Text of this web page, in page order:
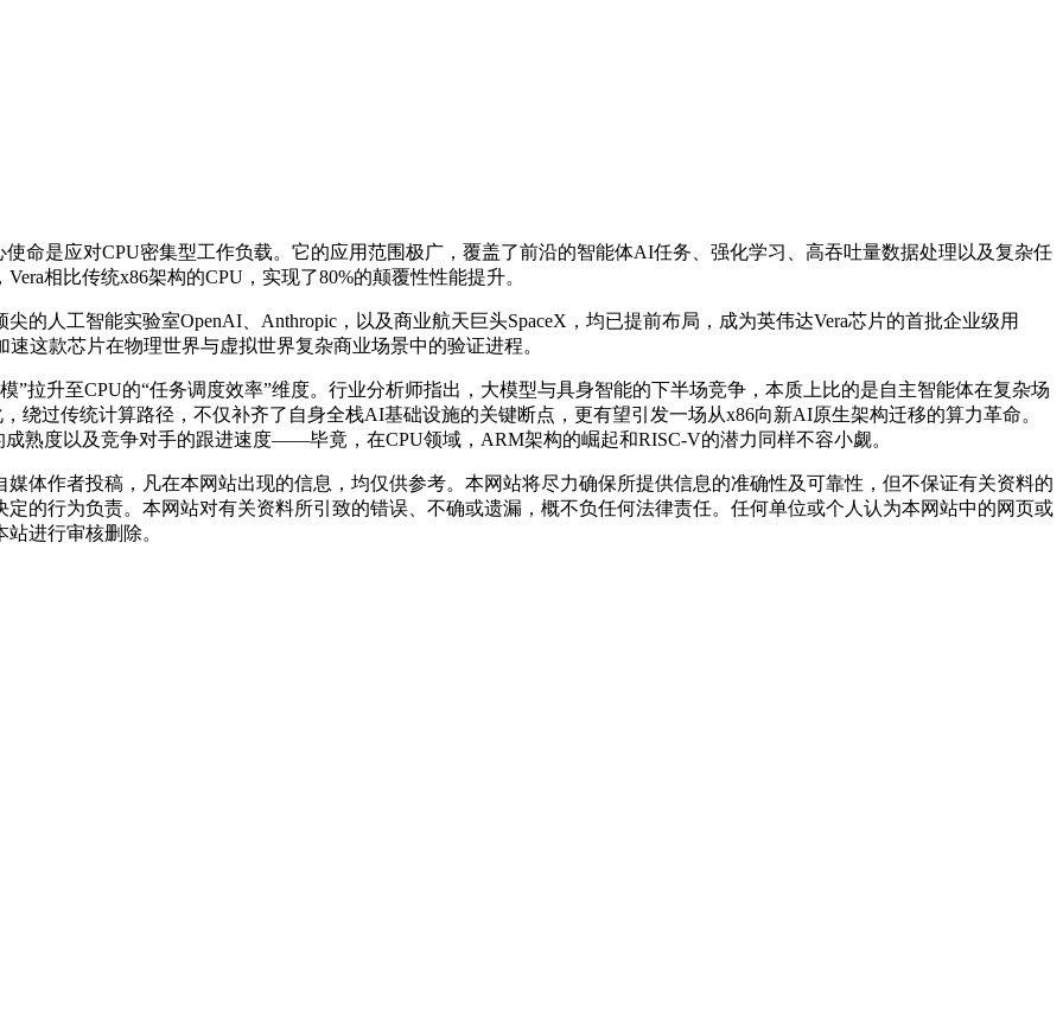
命是应对CPU密集型工作负载。它的应用范围极广，覆盖了前沿的智能体AI任务、强化学习、高吞吐量数据处理以及复杂任
相比传统x86架构的CPU，实现了80%的颠覆性性能提升。
的人工智能实验室OpenAI、Anthropic，以及商业航天巨头SpaceX，均已提前布局，成为英伟达Vera芯片的首批企业级用
这款芯片在物理世界与虚拟世界复杂商业场景中的验证进程。
”拉升至CPU的“任务调度效率”维度。行业分析师指出，大模型与具身智能的下半场竞争，本质上比的是自主智能体在复杂场
绕过传统计算路径，不仅补齐了自身全栈AI基础设施的关键断点，更有望引发一场从x86向新AI原生架构迁移的算力革命。
熟度以及竞争对手的跟进速度——毕竟，在CPU领域，ARM架构的崛起和RISC-V的潜力同样不容小觑。
体作者投稿，凡在本网站出现的信息，均仅供参考。本网站将尽力确保所提供信息的准确性及可靠性，但不保证有关资料的
的行为负责。本网站对有关资料所引致的错误、不确或遗漏，概不负任何法律责任。任何单位或个人认为本网站中的网页或
进行审核删除。